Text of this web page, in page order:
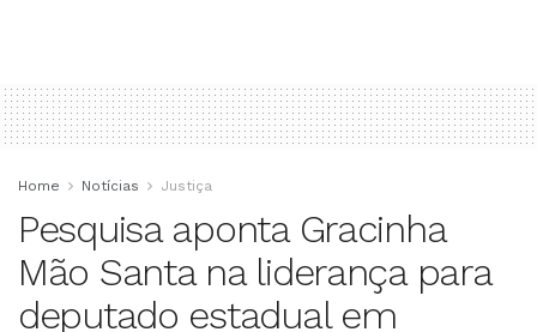
Home Notícias Justiça
Pesquisa aponta Gracinha
Mão Santa na liderança para
deputado estadual em